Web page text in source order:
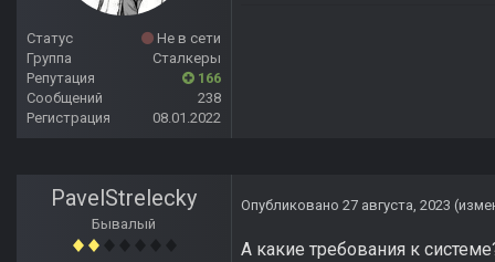
Статус
Не в сети
Группа
Сталкеры
Репутация
166
Сообщений
238
Регистрация
08.01.2022
PavelStrelecky
Бывалый
Опубликовано 27 августа, 2023
А какие требования к